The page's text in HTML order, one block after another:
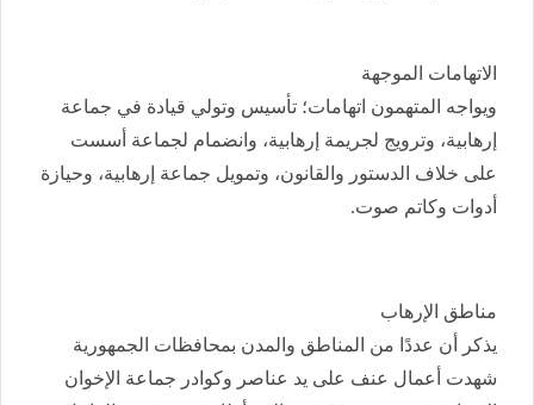
الاتهامات الموجهة
ويواجه المتهمون اتهامات؛ تأسيس وتولي قيادة في جماعة
إرهابية، وترويج لجريمة إرهابية، وانضمام لجماعة أسست
على خلاف الدستور والقانون، وتمويل جماعة إرهابية، وحيازة
أدوات وكاتم صوت.
مناطق الإرهاب
يذكر أن عددًا من المناطق والمدن بمحافظات الجمهورية
شهدت أعمال عنف على يد عناصر وكوادر جماعة الإخوان